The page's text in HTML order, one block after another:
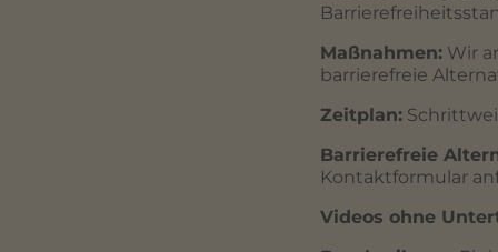
Maßnahmen: Wir
barrierefreie
Zeitplan:
Barrierefreie
Kontaktformular
Videos ohne